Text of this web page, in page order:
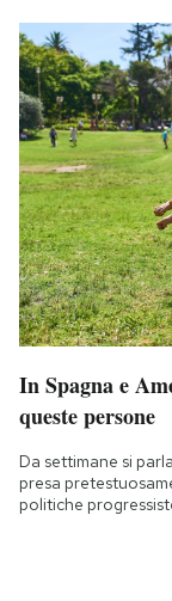
In Spagna e
queste persone
Da settimane si
presa
politiche